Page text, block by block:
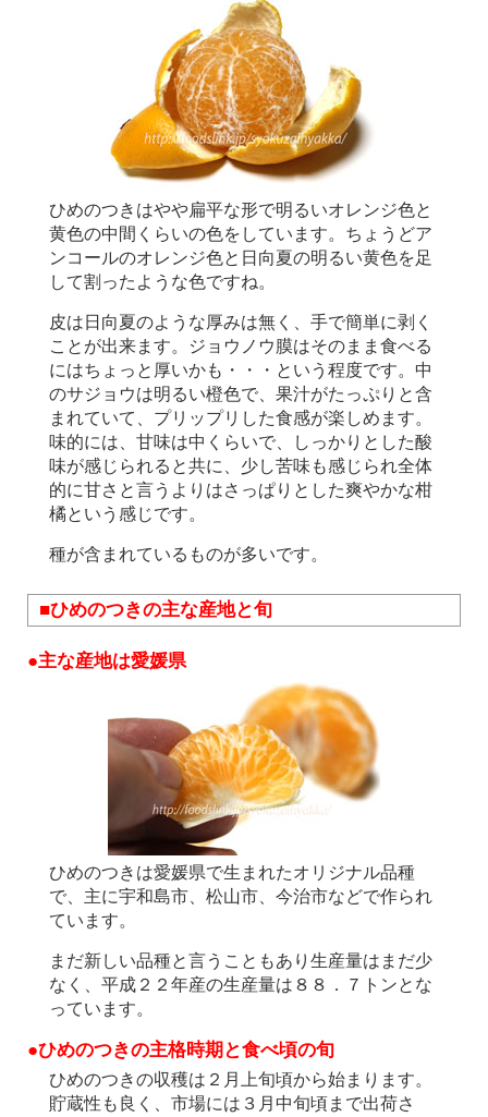
ひめのつきはやや扁平な形で明るいオレンジ色と
黄色の中間くらいの色をしています。ちょうどア
ンコールのオレンジ色と日向夏の明るい黄色を足
して割ったような色ですね。
皮は日向夏のような厚みは無く、手で簡単に剥く
ことが出来ます。ジョウノウ膜はそのまま食べる
にはちょっと厚いかも・・・という程度です。中
のサジョウは明るい橙色で、果汁がたっぷりと含
まれていて、プリップリした食感が楽しめます。
味的には、甘味は中くらいで、しっかりとした酸
味が感じられると共に、少し苦味も感じられ全体
的に甘さと言うよりはさっぱりとした爽やかな柑
橘という感じです。
種が含まれているものが多いです。
■ひめのつきの主な産地と旬
●主な産地は愛媛県
ひめのつきは愛媛県で生まれたオリジナル品種
で、主に宇和島市、松山市、今治市などで作られ
ています。
まだ新しい品種と言うこともあり生産量はまだ少
なく、平成２２年産の生産量は８８．７トンとな
っています。
●ひめのつきの主格時期と食べ頃の旬
ひめのつきの収穫は２月上旬頃から始まります。
貯蔵性も良く、市場には３月中旬頃まで出荷さ